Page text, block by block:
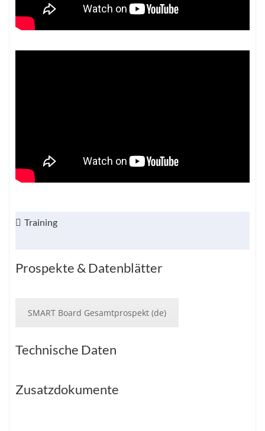
Training
Prospekte & Datenblätter
SMART Board Gesamtprospekt (de)
Technische Daten
Zusatzdokumente